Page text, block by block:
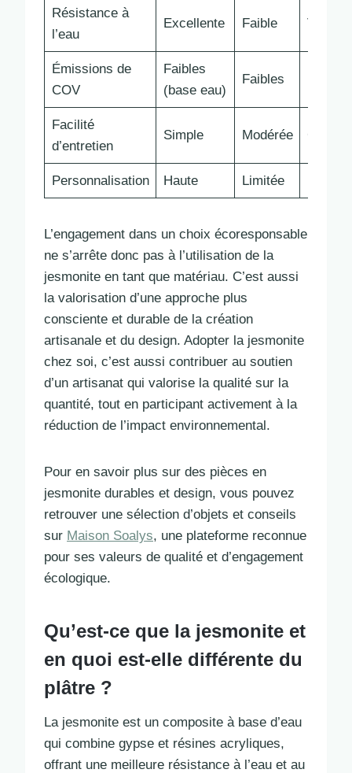
Résistance à
l’eau
Excellente Faible
Émissions de
COV
Faibles
(base eau)
Faibles
Facilité
d’entretien
Simple Modérée
Personnalisation Haute Limitée
L’engagement dans un choix écoresponsable
ne s’arrête donc pas à l’utilisation de la
jesmonite en tant que matériau. C’est aussi
la valorisation d’une approche plus
consciente et durable de la création
artisanale et du design. Adopter la jesmonite
chez soi, c’est aussi contribuer au soutien
d’un artisanat qui valorise la qualité sur la
quantité, tout en participant activement à la
réduction de l’impact environnemental.
Pour en savoir plus sur des pièces en
jesmonite durables et design, vous pouvez
retrouver une sélection d’objets et conseils
sur Maison Soalys, une plateforme reconnue
pour ses valeurs de qualité et d’engagement
écologique.
Qu’est-ce que la jesmonite et
en quoi est-elle différente du
plâtre ?
La jesmonite est un composite à base d’eau
qui combine gypse et résines acryliques,
offrant une meilleure résistance à l’eau et au